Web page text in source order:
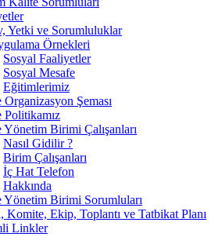
Yetki ve Sorumluluklar
Örnekleri
Sosyal Faaliyetler
Sosyal Mesafe
Eğitimlerimiz
Şeması
Politikamız
Birimi Çalışanları
Nasıl Gidilir ?
Birim Çalışanları
İç Hat Telefon
Hakkında
Yönetim Birimi Sorumluları
Komite, Ekip, Toplantı ve Tatbikat Planı
Linkler